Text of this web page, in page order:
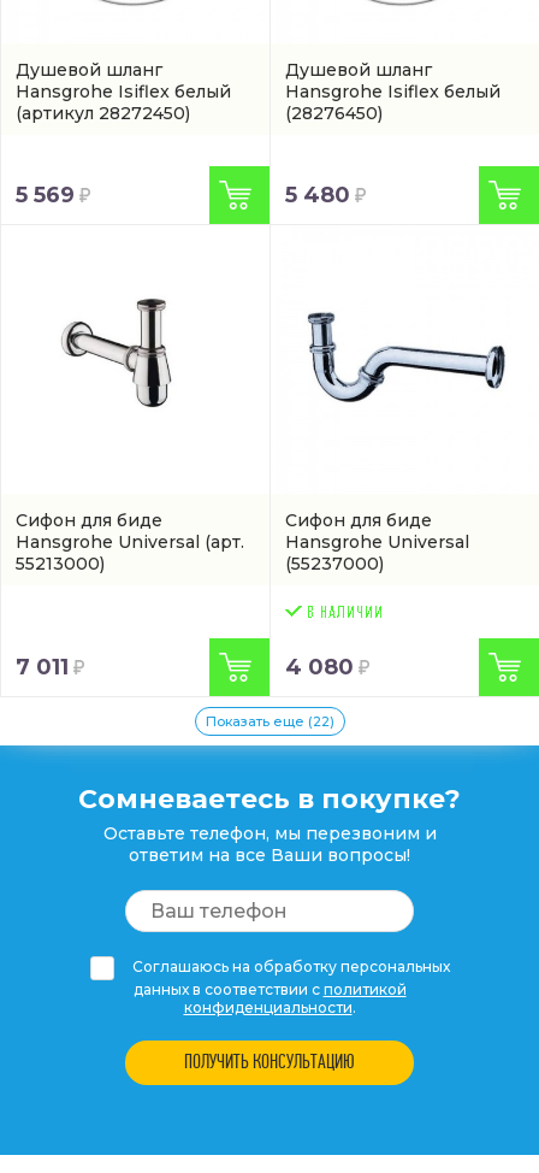
Душевой шланг
Hansgrohe Isiflex белый
(артикул 28272450)
5 569
Душевой шланг
Hansgrohe Isiflex белый
(28276450)
5 480
Сифон для биде
Hansgrohe Universal (арт.
55213000)
7 011
Сифон для биде
Hansgrohe Universal
(55237000)
4 080
Показать еще (22)
Сомневаетесь в покупке?
Оставьте телефон, мы перезвоним и
ответим на все Ваши вопросы!
Соглашаюсь на обработку персональных
данных в соответствии с политикой
конфиденциальности.
ПОЛУЧИТЬ КОНСУЛЬТАЦИЮ